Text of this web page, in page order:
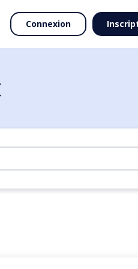
Connexion